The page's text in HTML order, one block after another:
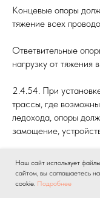
На главную Этапы
Концевые опоры
тяжение всех
Ответвительные
нагрузку от тяжения
2.4.54. При
трассы, где
ледохода, опоры
замощение,
2.4.55. Расстояние
Наш сайт использует
сайтом, вы соглашаетесь
cookie. Подробнее